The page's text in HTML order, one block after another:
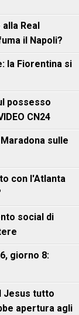
alla Real
il Napoli?
la Fiorentina si
possesso
CN24
sulle
con l'Atlanta
social di
giorno 8:
Jesus tutto
apertura agli